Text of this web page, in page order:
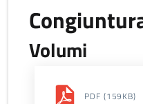
Volumi
PDF (159KB)